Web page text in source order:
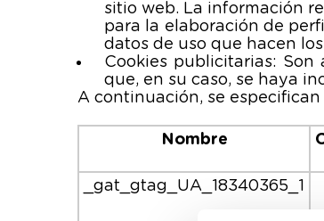
sitio web. La información
para la elaboración de
datos de uso que hacen
Cookies publicitarias:
que, en su caso, se haya
A continuación, se
Nombre
_gat_gtag_UA_18340365_1